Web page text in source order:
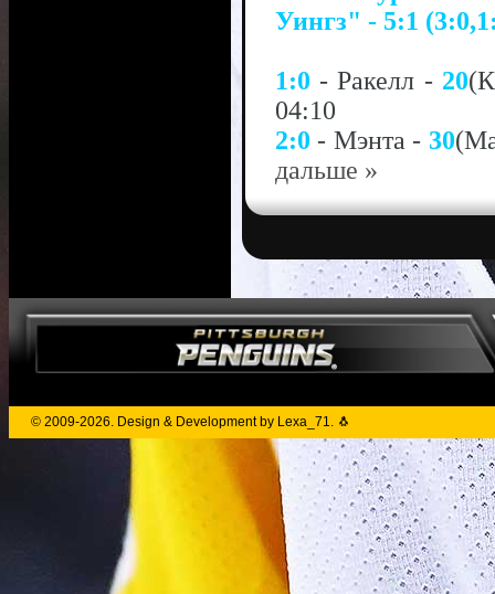
Уингз" - 5:1
1:0 - Ракелл - 20
04:10
2:0 - Мэнта - 30
дальше »
© 2009-2026. Design & Development by Lexa_71. 🐧